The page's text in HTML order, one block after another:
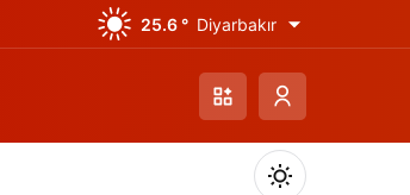
25.6 ° Diyarbakır